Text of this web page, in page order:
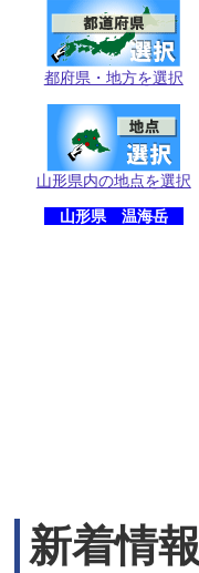
都府県・地方を選択
山形県内の地点を選択
山形県 温海岳
新着情報